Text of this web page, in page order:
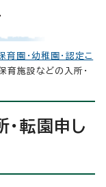
育園・幼稚園・認定こ
育施設などの入所・
転園申し